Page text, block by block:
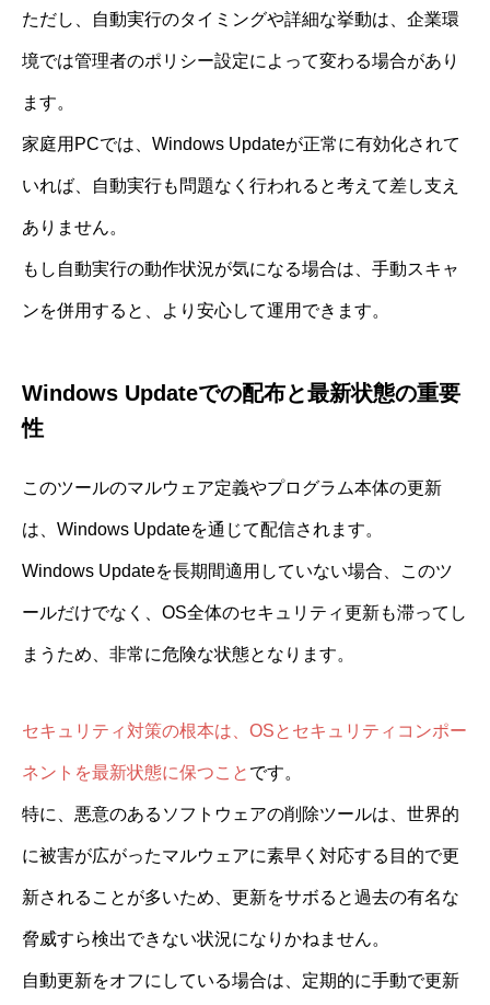
ただし、自動実行のタイミングや詳細な挙動は、企業環
境では管理者のポリシー設定によって変わる場合があり
ます。
家庭用PCでは、Windows Updateが正常に有効化されて
いれば、自動実行も問題なく行われると考えて差し支え
ありません。
もし自動実行の動作状況が気になる場合は、手動スキャ
ンを併用すると、より安心して運用できます。
Windows Updateでの配布と最新状態の重要
性
このツールのマルウェア定義やプログラム本体の更新
は、Windows Updateを通じて配信されます。
Windows Updateを長期間適用していない場合、このツ
ールだけでなく、OS全体のセキュリティ更新も滞ってし
まうため、非常に危険な状態となります。
セキュリティ対策の根本は、OSとセキュリティコンポー
ネントを最新状態に保つこと です。
特に、悪意のあるソフトウェアの削除ツールは、世界的
に被害が広がったマルウェアに素早く対応する目的で更
新されることが多いため、更新をサボると過去の有名な
脅威すら検出できない状況になりかねません。
自動更新をオフにしている場合は、定期的に手動で更新